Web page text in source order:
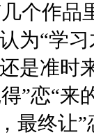
个作品
为“学
是准时
”恋“来
最终让